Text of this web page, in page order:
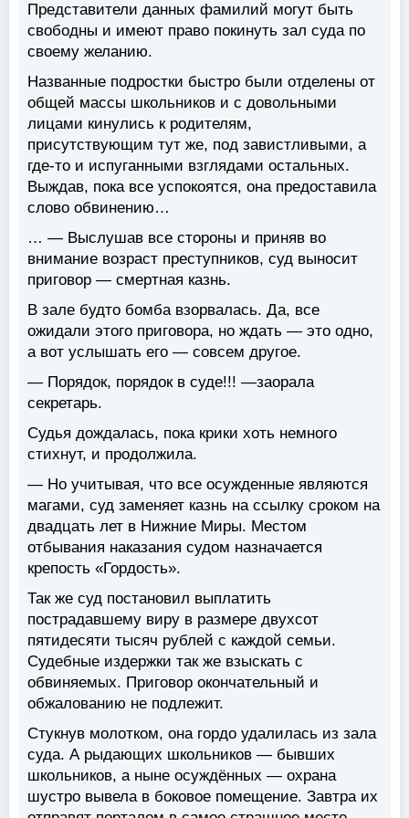
Представители данных фамилий могут быть
свободны и имеют право покинуть зал суда по
своему желанию.
Названные подростки быстро были отделены от
общей массы школьников и с довольными
лицами кинулись к родителям,
присутствующим тут же, под завистливыми, а
где-то и испуганными взглядами остальных.
Выждав, пока все успокоятся, она предоставила
слово обвинению…
… — Выслушав все стороны и приняв во
внимание возраст преступников, суд выносит
приговор — смертная казнь.
В зале будто бомба взорвалась. Да, все
ожидали этого приговора, но ждать — это одно,
а вот услышать его — совсем другое.
— Порядок, порядок в суде!!! —заорала
секретарь.
Судья дождалась, пока крики хоть немного
стихнут, и продолжила.
— Но учитывая, что все осужденные являются
магами, суд заменяет казнь на ссылку сроком на
двадцать лет в Нижние Миры. Местом
отбывания наказания судом назначается
крепость «Гордость».
Так же суд постановил выплатить
пострадавшему виру в размере двухсот
пятидесяти тысяч рублей с каждой семьи.
Судебные издержки так же взыскать с
обвиняемых. Приговор окончательный и
обжалованию не подлежит.
Стукнув молотком, она гордо удалилась из зала
суда. А рыдающих школьников — бывших
школьников, а ныне осуждённых — охрана
шустро вывела в боковое помещение. Завтра их